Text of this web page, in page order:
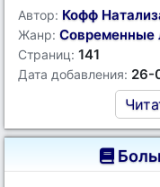
Автор: Кофф
Жанр: Современные
Страниц: 141
Дата добавления: 26-